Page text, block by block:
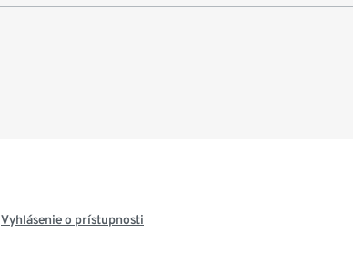
Vyhlásenie o prístupnosti